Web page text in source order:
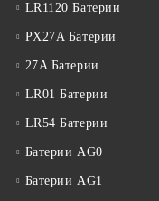
LR1120 Батерии
PX27A Батерии
27A Батерии
LR01 Батерии
LR54 Батерии
Батерии AG0
Батерии AG1